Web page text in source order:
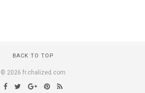
BACK TO TOP
© 2026 fr.chalized.com